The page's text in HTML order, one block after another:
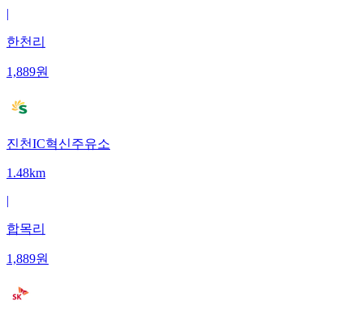
|
한천리
1,889원
진천IC혁신주유소
1.48km
|
합목리
1,889원